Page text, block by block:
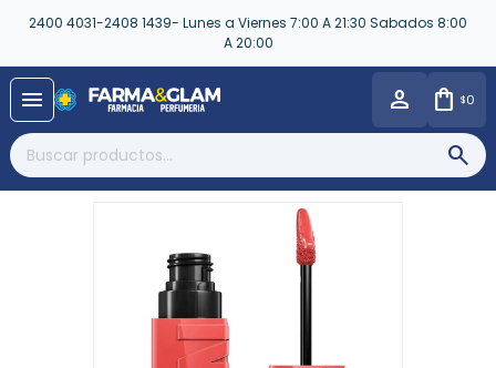
2400 4031-2408 1439- Lunes a Viernes 7:00 A 21:30 Sabados 8:00
A 20:00
menu $0